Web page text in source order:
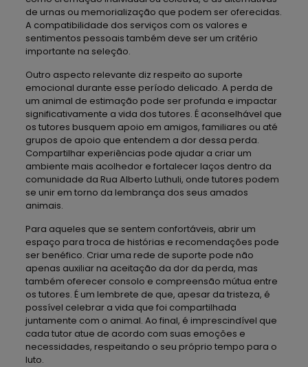
de urnas ou memorialização que podem ser oferecidas.
A compatibilidade dos serviços com os valores e
sentimentos pessoais também deve ser um critério
importante na seleção.
Outro aspecto relevante diz respeito ao suporte
emocional durante esse período delicado. A perda de
um animal de estimação pode ser profunda e impactar
significativamente a vida dos tutores. É aconselhável que
os tutores busquem apoio em amigos, familiares ou até
grupos de apoio que entendem a dor dessa perda.
Compartilhar experiências pode ajudar a criar um
ambiente mais acolhedor e fortalecer laços dentro da
comunidade da Rua Alberto Luthuli, onde tutores podem
se unir em torno da lembrança dos seus amados
animais.
Para aqueles que se sentem confortáveis, abrir um
espaço para troca de histórias e recomendações pode
ser benéfico. Criar uma rede de suporte pode não
apenas auxiliar na aceitação da dor da perda, mas
também oferecer consolo e compreensão mútua entre
os tutores. É um lembrete de que, apesar da tristeza, é
possível celebrar a vida que foi compartilhada
juntamente com o animal. Ao final, é imprescindível que
cada tutor atue de acordo com suas emoções e
necessidades, respeitando o seu próprio tempo para o
luto.